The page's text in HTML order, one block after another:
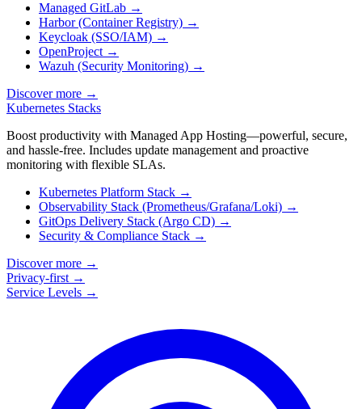
Managed GitLab →
Harbor (Container Registry) →
Keycloak (SSO/IAM) →
OpenProject →
Wazuh (Security Monitoring) →
Discover more →
Kubernetes Stacks
Boost productivity with Managed App Hosting—powerful, secure,
and hassle-free. Includes update management and proactive
monitoring with flexible SLAs.
Kubernetes Platform Stack →
Observability Stack (Prometheus/Grafana/Loki) →
GitOps Delivery Stack (Argo CD) →
Security & Compliance Stack →
Discover more →
Privacy-first →
Service Levels →